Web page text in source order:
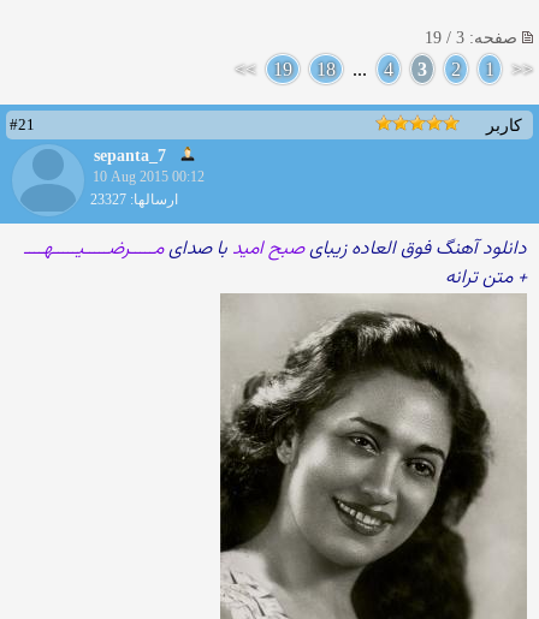
صفحه: 3 / 19
<<
1
2
3
4
...
18
19
>>
کاربر
#21
sepanta_7
10 Aug 2015 00:12
ارسالها: 23327
دانلود آهنگ فوق العاده زیبایصبح امید با صدایمـــــرضـــــیـــــهــــ
+ متن ترانه